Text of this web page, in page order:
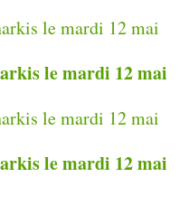
le mardi 12 mai
le mardi 12 mai